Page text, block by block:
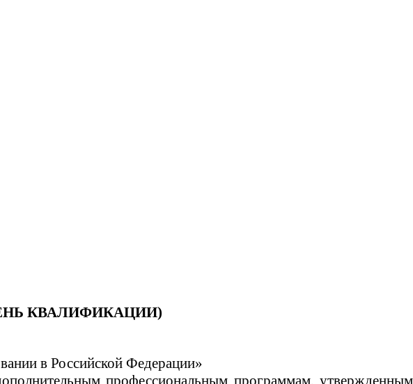
КВАЛИФИКАЦИИ)
в Российской Федерации»
профессиональным программам, утвержденным